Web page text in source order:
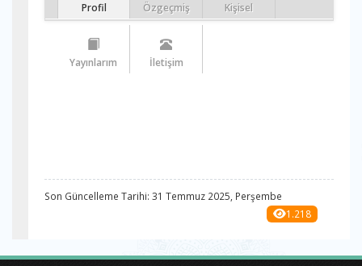
Profil Özgeçmiş Kişisel
Yayınlarım İletişim
Son Güncelleme Tarihi: 31 Temmuz 2025, Perşembe
1.218